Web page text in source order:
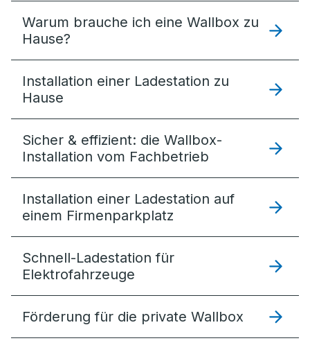
Warum brauche ich eine Wallbox zu
Hause?
Installation einer Ladestation zu
Hause
Sicher & effizient: die Wallbox-
Installation vom Fachbetrieb
Installation einer Ladestation auf
einem Firmenparkplatz
Schnell-Ladestation für
Elektrofahrzeuge
Förderung für die private Wallbox